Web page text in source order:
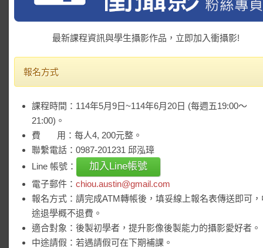
最新課程資訊與學生攝影作品，立即加入衝攝影!
報名方式
課程時間：114年5月9日~114年6月20日 (每週五19:00～
21:00)。
費 用：每人4, 200元整。
聯繫電話：0987-201231 邱泓璋
Line 帳號：
加入Line帳號
電子郵件：chiou.austin@gmail.com
報名方式：請完成ATM轉帳後，填妥線上報名表傳送即可
途退學概不退費。
適合對象：後製初學者，提升影像後製能力的攝影愛好者。
中途請假：若遇請假可在下期補課。